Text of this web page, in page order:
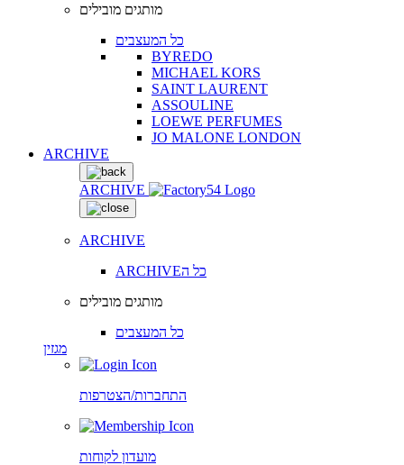
מותגים מובילים
כל המעצבים
BYREDO
MICHAEL KORS
SAINT LAURENT
ASSOULINE
LOEWE PERFUMES
JO MALONE LONDON
ARCHIVE
ARCHIVE
ARCHIVE
ARCHIVEכל ה
מותגים מובילים
כל המעצבים
מגזין
התחברות/הצטרפות
מועדון לקוחות